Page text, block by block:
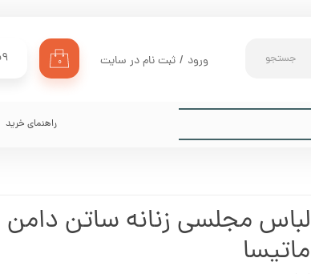
جستجو ۰ ورود / ثبت نام در سایت
راهنمای خرید
لباس مجلسی زنانه ساتن
ماتیسا